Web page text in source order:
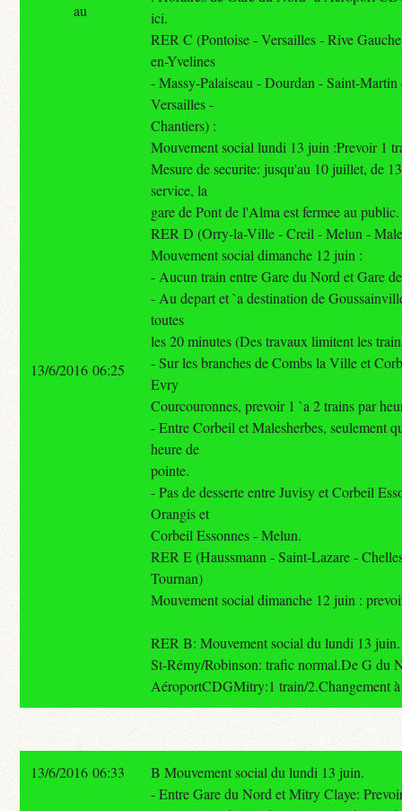
ici.
RER C (Pontoise - Versailles - Rive
en-Yvelines
- Massy-Palaiseau - Dourdan - Saint-Martin
Versailles -
Chantiers) :
Mouvement social lundi 13 juin :Prevoir 1
Mesure de securite: jusqu'au 10 juillet, de
service, la
gare de Pont de l'Alma est fermee au public.
RER D (Orry-la-Ville - Creil - Melun -
Mouvement social dimanche 12 juin :
- Aucun train entre Gare du Nord et Gare
- Au depart et `a destination de
toutes
les 20 minutes (Des travaux limitent les
- Sur les branches de Combs la Ville et
Evry
Courcouronnes, prevoir 1 `a 2 trains par
- Entre Corbeil et Malesherbes, seulement
heure de
pointe.
- Pas de desserte entre Juvisy et Corbeil
Orangis et
Corbeil Essonnes - Melun.
RER E (Haussmann - Saint-Lazare -
Tournan)
Mouvement social dimanche 12 juin :
RER B: Mouvement social du lundi 13
St-Rémy/Robinson: trafic normal.De G du
AéroportCDGMitry:1 train/2.Changement
au
13/6/2016 06:25
13/6/2016 06:33
B Mouvement social du lundi 13 juin.
- Entre Gare du Nord et Mitry Claye: